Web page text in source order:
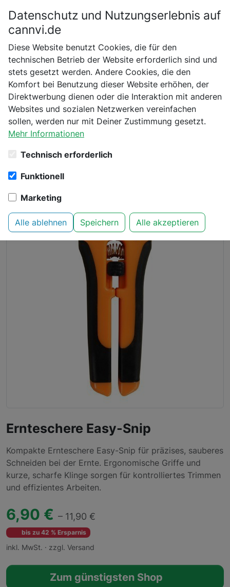
Startseite No Brand
Verarbeitung und Extraktion
Ernteschere Easy-Snip
Ernteschere Easy-Snip
Kompakte Ernteschere Easy-Snip für präzises, sauberes
Schneiden bei der Ernte. Ergonomische Griffe und
kurze, scharfe Klinge sorgen für kontrolliertes Trimmen
und effizientes Arbeiten.
6,90 € – 11,90 €
bis zu 42 % Ersparnis
inkl. MwSt. · zzgl. Versand
Zum günstigsten Shop
Bitte bestätige dein Alter
Bist du schon 18 Jahre alt?
Nein Ja
Datenschutz und Nutzungserlebnis auf
cannvi.de
Diese Website benutzt Cookies, die für den
technischen Betrieb der Website erforderlich sind und
stets gesetzt werden. Andere Cookies, die den
Komfort bei Benutzung dieser Website erhöhen, der
Direktwerbung dienen oder die Interaktion mit anderen
Websites und sozialen Netzwerken vereinfachen
sollen, werden nur mit Deiner Zustimmung gesetzt.
Mehr Informationen
Technisch erforderlich
Funktionell
Marketing
Alle ablehnen Speichern Alle akzeptieren